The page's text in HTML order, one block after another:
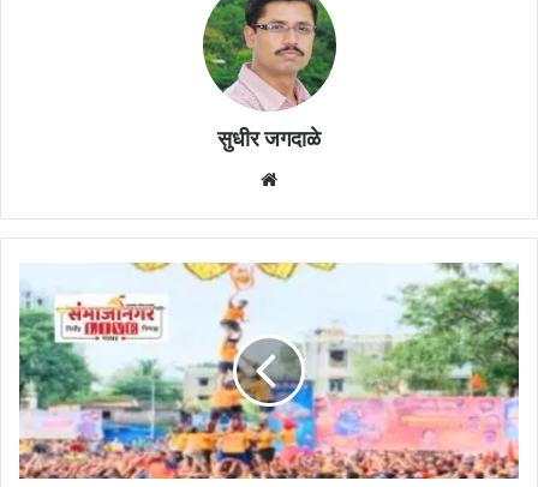
सुधीर जगदाळे
खेळाडूंना
शासकीय
सेवेत
घेण्यासाठी
प्रयत्न
करणार
!
प्रो